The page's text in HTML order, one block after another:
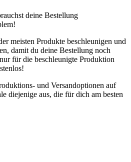
deine Bestellung
meisten Produkte beschleunigen und
damit du deine Bestellung noch
für die beschleunigte Produktion
und Versandoptionen auf
diejenige aus, die für dich am besten